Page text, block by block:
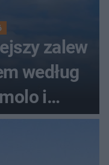
zalew
według
i